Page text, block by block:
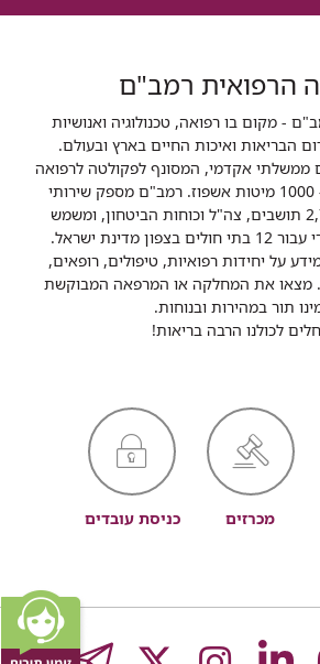
הרפואית רמב"ם
- מקום בו רפואה, טכנולוגיה ואנושיות
הבריאות ואיכות החיים בארץ ובעולם.
ממשלתי אקדמי, המסונף לפקולטה לרפואה
של הטכניון ומונה כ- 1000 מיטות אשפוז. רמב"ם מספק שירותי
רפואה לכ-2,700,000 תושבים, צה"ל וכוחות הביטחון, ומשמש
מדינת ישראל.
על יחידות רפואיות, טיפולים, רופאים,
מצאו את המחלקה או המרפאה המבוקשת
תור במהירות ובנוחות.
לכולנו הרבה בריאות!
מכרזים כניסת עובדים